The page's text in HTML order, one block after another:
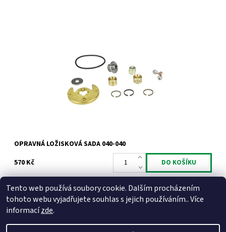
Skladem
Jrone
2 roky
OPRAVNÁ LOŽISKOVÁ SADA 040-040
570 Kč
Tento web používá soubory cookie. Dalším procházením
tohoto webu vyjadřujete souhlas s jejich používáním.. Více
informacízde.